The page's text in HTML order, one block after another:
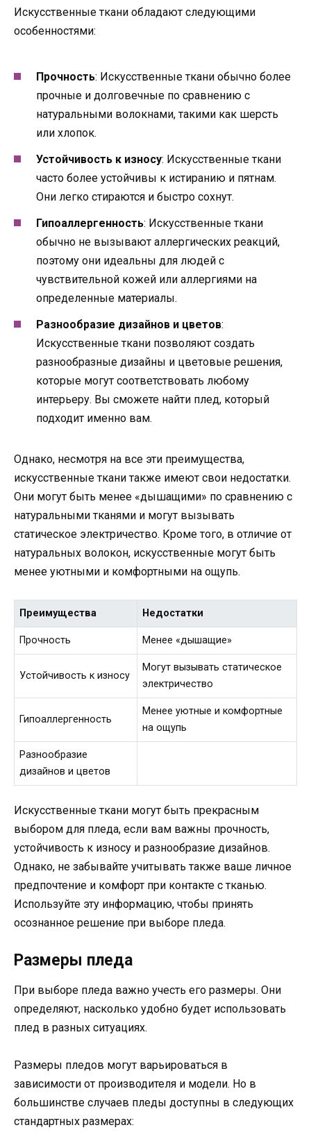
Искусственные ткани обладают следующими
особенностями:
Прочность: Искусственные ткани обычно более
прочные и долговечные по сравнению с
натуральными волокнами, такими как шерсть
или хлопок.
Устойчивость к износу: Искусственные ткани
часто более устойчивы к истиранию и пятнам.
Они легко стираются и быстро сохнут.
Гипоаллергенность: Искусственные ткани
обычно не вызывают аллергических реакций,
поэтому они идеальны для людей с
чувствительной кожей или аллергиями на
определенные материалы.
Разнообразие дизайнов и цветов:
Искусственные ткани позволяют создать
разнообразные дизайны и цветовые решения,
которые могут соответствовать любому
интерьеру. Вы сможете найти плед, который
подходит именно вам.
Однако, несмотря на все эти преимущества,
искусственные ткани также имеют свои недостатки.
Они могут быть менее «дышащими» по сравнению с
натуральными тканями и могут вызывать
статическое электричество. Кроме того, в отличие от
натуральных волокон, искусственные могут быть
менее уютными и комфортными на ощупь.
Преимущества Недостатки
Прочность Менее «дышащие»
Устойчивость к износу
Могут вызывать статическое
электричество
Гипоаллергенность
Менее уютные и комфортные
на ощупь
Разнообразие
дизайнов и цветов
Искусственные ткани могут быть прекрасным
выбором для пледа, если вам важны прочность,
устойчивость к износу и разнообразие дизайнов.
Однако, не забывайте учитывать также ваше личное
предпочтение и комфорт при контакте с тканью.
Используйте эту информацию, чтобы принять
осознанное решение при выборе пледа.
Размеры пледа
При выборе пледа важно учесть его размеры. Они
определяют, насколько удобно будет использовать
плед в разных ситуациях.
Размеры пледов могут варьироваться в
зависимости от производителя и модели. Но в
большинстве случаев пледы доступны в следующих
стандартных размерах: